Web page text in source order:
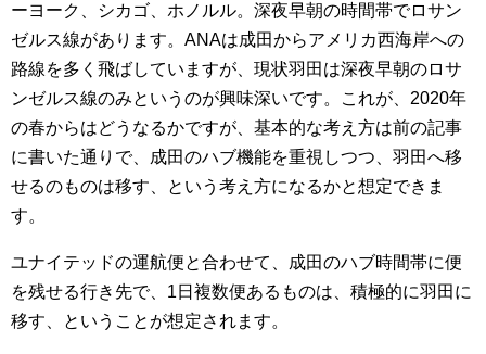
ーヨーク、シカゴ、ホノルル。深夜早朝の時間帯でロサン
ゼルス線があります。ANAは成田からアメリカ西海岸への
路線を多く飛ばしていますが、現状羽田は深夜早朝のロサ
ンゼルス線のみというのが興味深いです。これが、2020年
の春からはどうなるかですが、基本的な考え方は前の記事
に書いた通りで、成田のハブ機能を重視しつつ、羽田へ移
せるのものは移す、という考え方になるかと想定できま
す。
ユナイテッドの運航便と合わせて、成田のハブ時間帯に便
を残せる行き先で、1日複数便あるものは、積極的に羽田に
移す、ということが想定されます。